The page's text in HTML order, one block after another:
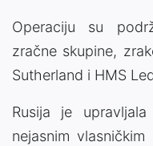
Operaciju su
zračne skupine,
Sutherland i HMS
Rusija je
nejasnim